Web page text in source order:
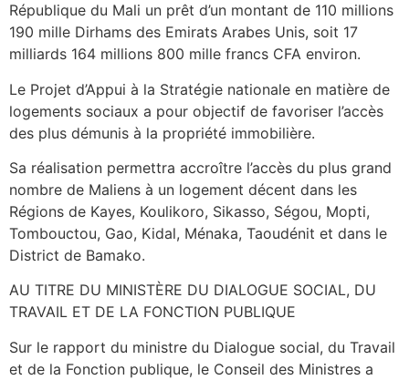
République du Mali un prêt d’un montant de 110 millions
190 mille Dirhams des Emirats Arabes Unis, soit 17
milliards 164 millions 800 mille francs CFA environ.
Le Projet d’Appui à la Stratégie nationale en matière de
logements sociaux a pour objectif de favoriser l’accès
des plus démunis à la propriété immobilière.
Sa réalisation permettra accroître l’accès du plus grand
nombre de Maliens à un logement décent dans les
Régions de Kayes, Koulikoro, Sikasso, Ségou, Mopti,
Tombouctou, Gao, Kidal, Ménaka, Taoudénit et dans le
District de Bamako.
AU TITRE DU MINISTÈRE DU DIALOGUE SOCIAL, DU
TRAVAIL ET DE LA FONCTION PUBLIQUE
Sur le rapport du ministre du Dialogue social, du Travail
et de la Fonction publique, le Conseil des Ministres a